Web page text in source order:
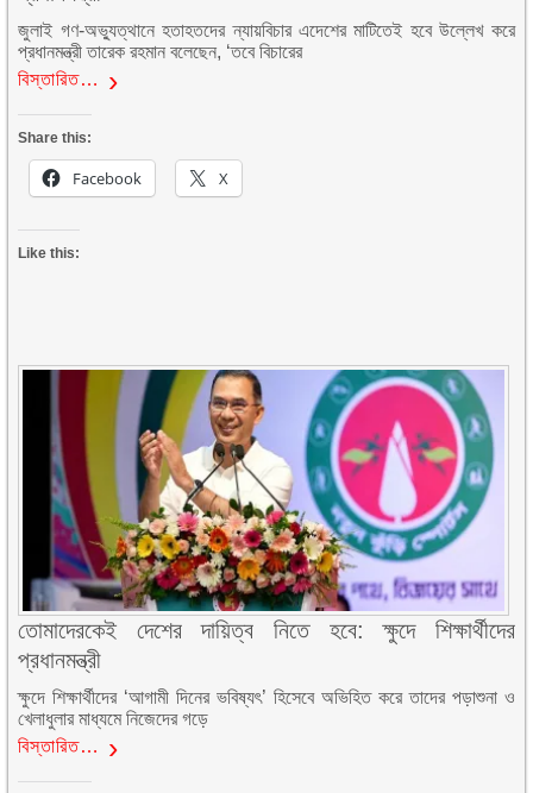
জুলাই গণ-অভ্যুত্থানে হতাহতদের ন্যায়বিচার এদেশের মাটিতেই হবে উল্লেখ করে
প্রধানমন্ত্রী তারেক রহমান বলেছেন, ‘তবে বিচারের
বিস্তারিত…
Share this:
Facebook X
Like this:
তোমাদেরকেই দেশের দায়িত্ব নিতে হবে: ক্ষুদে শিক্ষার্থীদের
প্রধানমন্ত্রী
ক্ষুদে শিক্ষার্থীদের ‘আগামী দিনের ভবিষ্যৎ’ হিসেবে অভিহিত করে তাদের পড়াশুনা ও
খেলাধুলার মাধ্যমে নিজেদের গড়ে
বিস্তারিত…